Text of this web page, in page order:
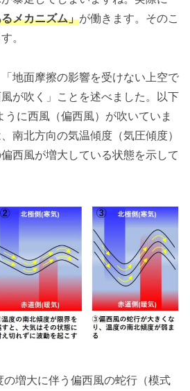
メカニズム」が働きます。そのこ
。
地面摩擦の影響を受けない上空で
が吹く」ことを述べました。以下
に西風（偏西風）が吹いていま
南北方向の気温傾度（気圧傾度）
西風が増大している状態を示して
増大に伴う偏西風の蛇行（模式